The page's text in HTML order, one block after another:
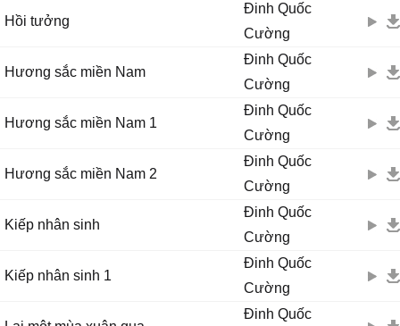
Hồi tưởng
Đinh Quốc
Cường
Hương sắc miền Nam
Đinh Quốc
Cường
Hương sắc miền Nam 1
Đinh Quốc
Cường
Hương sắc miền Nam 2
Đinh Quốc
Cường
Kiếp nhân sinh
Đinh Quốc
Cường
Kiếp nhân sinh 1
Đinh Quốc
Cường
Đinh Quốc